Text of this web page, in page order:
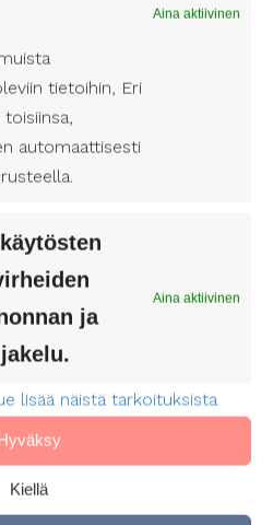
Aina aktiivinen
tietoihin, Eri
automaattisesti
ja
Aina aktiivinen
lisää näistä tarkoituksista
Kiellä
myös auttaa sinua
mutta varhainen
auttaa hidastamaan sen
huolta itsestäsi, sillä se
sairauden vaikutuksia ja
sivulla: